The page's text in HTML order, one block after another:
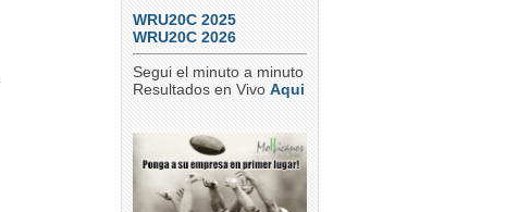
WRU20C 2025
WRU20C 2026
Segui el minuto a minuto
Resultados en Vivo Aqui